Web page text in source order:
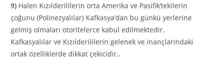
9) Halen Kızılderililerin orta Amerika ve Pasifik’tekilerin
çoğunu (Polinezyalılar) Kafkasya’dan bu günkü yerlerine
gelmiş olmaları otoritelerce kabul edilmektedir.
Kafkasyalılar ve Kızılderililerin gelenek ve inançlarındaki
ortak özelliklerde dikkat çekicidir..